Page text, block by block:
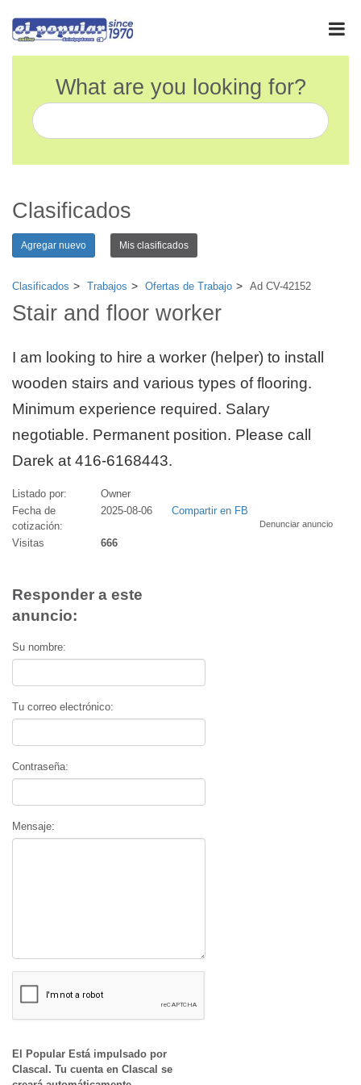
What are you looking for?
Clasificados
Agregar nuevo Mis clasificados
Clasificados Trabajos Ofertas de Trabajo Ad CV-42152
Stair and floor worker
I am looking to hire a worker (helper) to install
wooden stairs and various types of flooring.
Minimum experience required. Salary
negotiable. Permanent position. Please call
Darek at 416-6168443.
Listado por:
Owner
Fecha de
cotización:
2025-08-06 Compartir en FB
Denunciar anuncio
Visitas 666
Responder a este
anuncio:
Su nombre:
Tu correo electrónico:
Contraseña:
Mensaje:
El Popular Está impulsado por
Clascal. Tu cuenta en Clascal se